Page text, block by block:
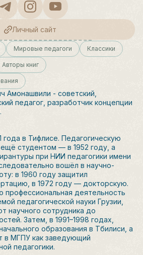
Мировые педагоги Классики
Авторы книг
Амонашвили - советский,
педагог, разработчик концепции
года в Тифлисе. Педагогическую
студентом — в 1952 году, а
при НИИ педагогики имени
вошёл в научно-
в 1960 году защитил
в 1972 году — докторскую.
профессиональная деятельность
педагогической науки Грузии,
научного сотрудника до
Затем, в 1991–1998 годах,
образования в Тбилиси, а
в МГПУ как заведующий
педагогики.
Личный сайт